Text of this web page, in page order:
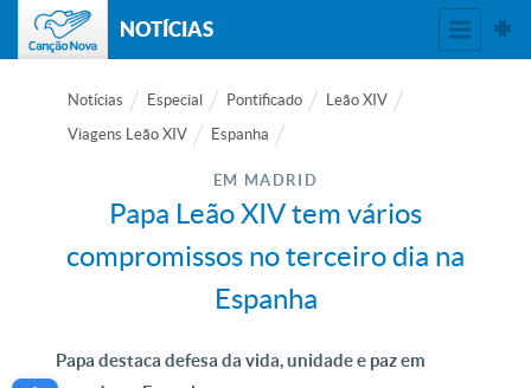
NOTÍCIAS
Notícias Especial Pontificado
Leão XIV
Viagens Leão XIV
Espanha
EM MADRID
Papa Leão XIV tem vários
compromissos no terceiro dia na
Espanha
Papa destaca defesa da vida, unidade e paz em